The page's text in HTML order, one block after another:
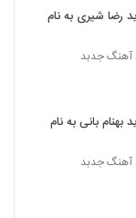
بهش بگو
عشق
رضا شیری به نام
آهنگ جدبد
بانی به نام
آهنگ جدبد